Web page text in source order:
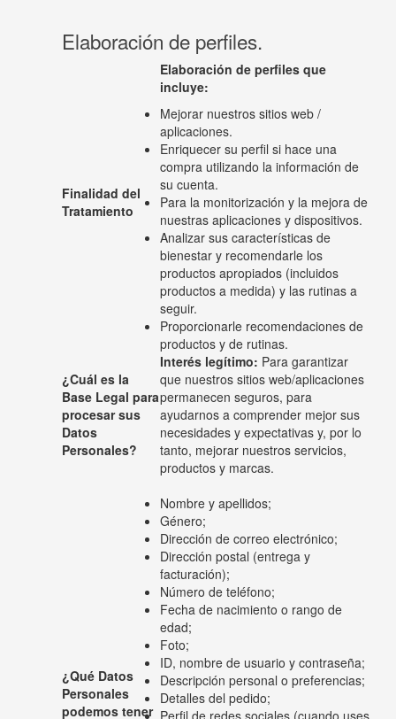
Elaboración de perfiles.
Finalidad del
Tratamiento
Elaboración de perfiles que
incluye:
Mejorar nuestros sitios web /
aplicaciones.
Enriquecer su perfil si hace una
compra utilizando la información de
su cuenta.
Para la monitorización y la mejora de
nuestras aplicaciones y dispositivos.
Analizar sus características de
bienestar y recomendarle los
productos apropiados (incluidos
productos a medida) y las rutinas a
seguir.
Proporcionarle recomendaciones de
productos y de rutinas.
¿Cuál es la
Base Legal para
procesar sus
Datos
Personales?
Interés legítimo: Para garantizar
que nuestros sitios web/aplicaciones
permanecen seguros, para
ayudarnos a comprender mejor sus
necesidades y expectativas y, por lo
tanto, mejorar nuestros servicios,
productos y marcas.
¿Qué Datos
Personales
podemos tener
Nombre y apellidos;
Género;
Dirección de correo electrónico;
Dirección postal (entrega y
facturación);
Número de teléfono;
Fecha de nacimiento o rango de
edad;
Foto;
ID, nombre de usuario y contraseña;
Descripción personal o preferencias;
Detalles del pedido;
Perfil de redes sociales (cuando uses